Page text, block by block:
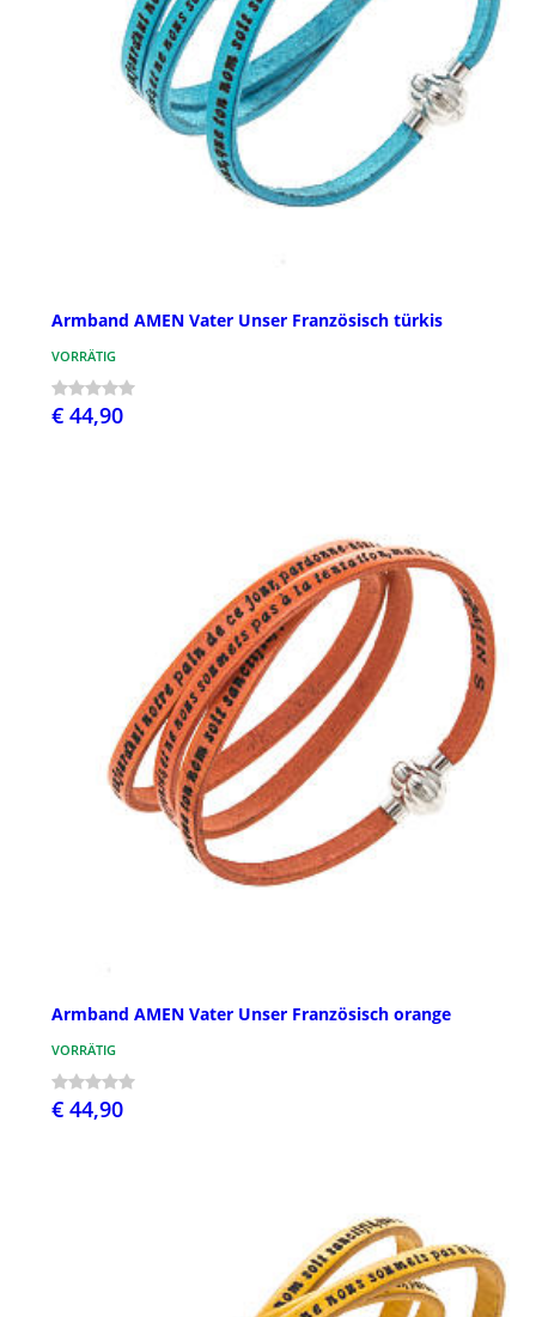
Armband AMEN Vater Unser Französisch türkis
VORRÄTIG
€ 44,90
Armband AMEN Vater Unser Französisch orange
VORRÄTIG
€ 44,90